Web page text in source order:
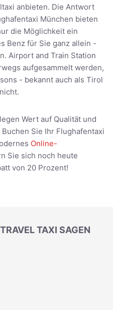
anbieten. Die Antwort
München bieten
die Möglichkeit ein
Benz für Sie ganz allein -
Airport and Train Station
aufgesammelt werden,
- bekannt auch als Tirol
Wert auf Qualität und
Sie Ihr Flughafentaxi
Online-
Sie sich noch heute
von 20 Prozent!
TAXI SAGEN